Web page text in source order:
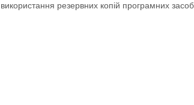
використання резервних копій програмних